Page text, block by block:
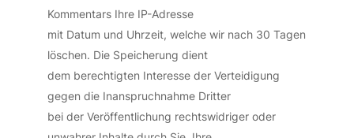
Kommentars Ihre IP-Adresse
mit Datum und Uhrzeit, welche wir nach 30 Tagen
löschen. Die Speicherung dient
dem berechtigten Interesse der Verteidigung
gegen die Inanspruchnahme Dritter
bei der Veröffentlichung rechtswidriger oder